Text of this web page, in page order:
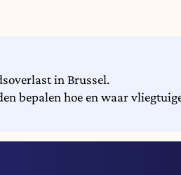
operator said, after a
in Brussel.
bepalen hoe en waar